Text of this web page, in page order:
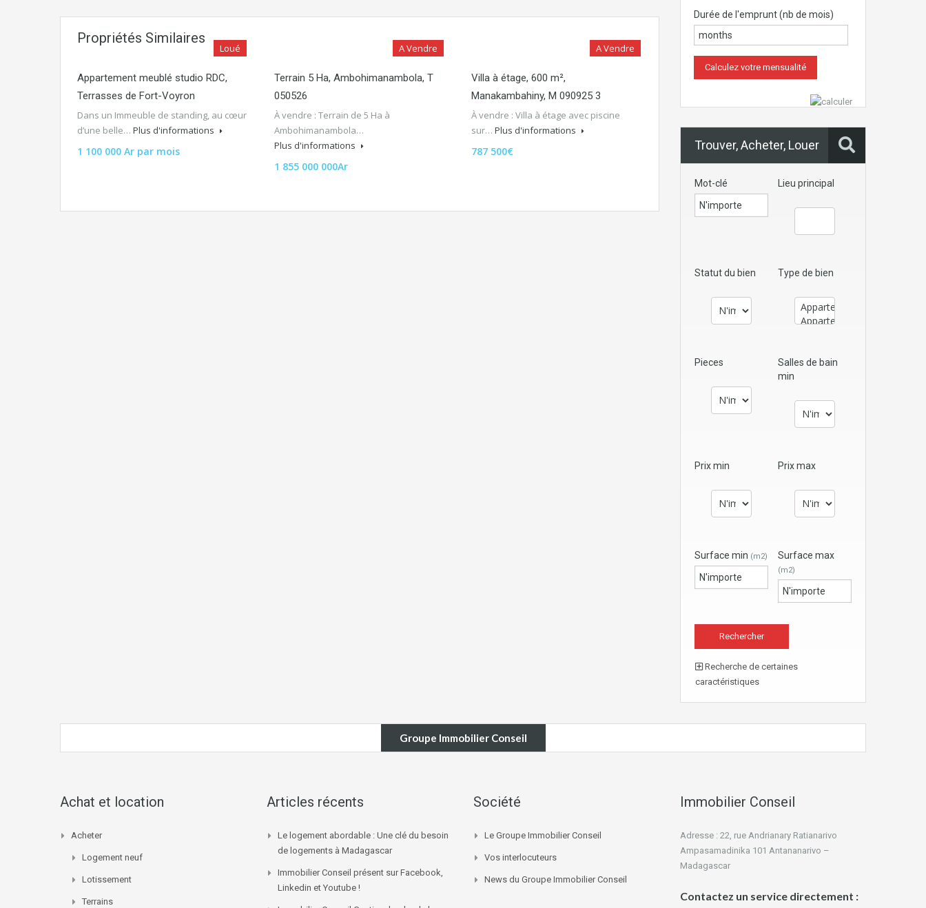
Propriétés Similaires
Loué
Appartement meublé studio RDC,
Terrasses de Fort-Voyron
Dans un Immeuble de standing, au cœur
d’une belle… Plus d'informations
1 100 000 Ar par mois
A Vendre
Terrain 5 Ha, Ambohimanambola, T
050526
À vendre : Terrain de 5 Ha à
Ambohimanambola…
Plus d'informations
1 855 000 000Ar
A Vendre
Villa à étage, 600 m²,
Manakambahiny, M 090925 3
À vendre : Villa à étage avec piscine
sur… Plus d'informations
787 500€
Durée de l'emprunt (nb de mois)
Trouver, Acheter, Louer
Mot-clé Lieu principal
Statut du bien Type de bien
Pieces
Salles de bain
min
Prix min Prix max
Surface min (m2) Surface max
(m2)
Recherche de certaines
caractéristiques
Groupe Immobilier Conseil
Achat et location
Acheter
Logement neuf
Lotissement
Terrains
Articles récents
Le logement abordable : Une clé du besoin
de logements à Madagascar
Immobilier Conseil présent sur Facebook,
Linkedin et Youtube !
Société
Le Groupe Immobilier Conseil
Vos interlocuteurs
News du Groupe Immobilier Conseil
Immobilier Conseil
Adresse : 22, rue Andrianary Ratianarivo
Ampasamadinika 101 Antananarivo –
Madagascar
Contactez un service directement :